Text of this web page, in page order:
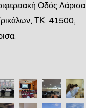
Οδός Λάρισα
ΤΚ. 41500,